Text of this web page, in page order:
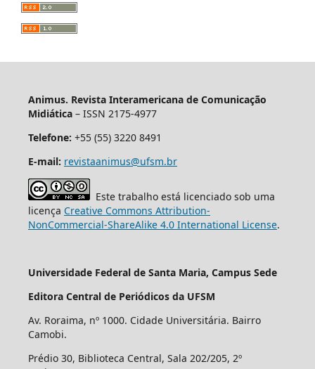
Animus. Revista Interamericana de Comunicação
Midiática– ISSN 2175-4977
Telefone: +55 (55) 3220 8491
E-mail: revistaanimus@ufsm.br
Este trabalho está licenciado sob uma
licença Creative Commons Attribution-
NonCommercial-ShareAlike 4.0 International License.
Universidade Federal de Santa Maria, Campus Sede
Editora Central de Periódicos da UFSM
Av. Roraima, nº 1000. Cidade Universitária. Bairro
Camobi.
Prédio 30, Biblioteca Central, Sala 202/205, 2º